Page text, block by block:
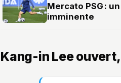
Mercato PSG :
imminente
Kang-in Lee